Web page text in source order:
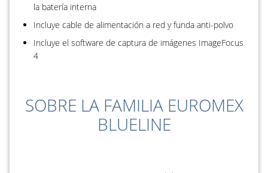
la batería interna
Incluye cable de alimentación a red y funda anti-polvo
Incluye el software de captura de imágenes ImageFocus
4
SOBRE LA FAMILIA EUROMEX
BLUELINE